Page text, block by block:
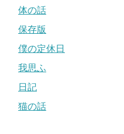
体の話
保存版
僕の定休日
我思ふ
日記
猫の話